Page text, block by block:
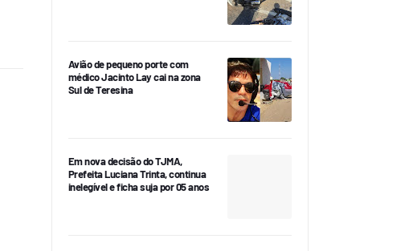
Avião de pequeno porte com
médico Jacinto Lay cai na zona
Sul de Teresina
Em nova decisão do TJMA,
Prefeita Luciana Trinta, continua
inelegível e ficha suja por 05 anos